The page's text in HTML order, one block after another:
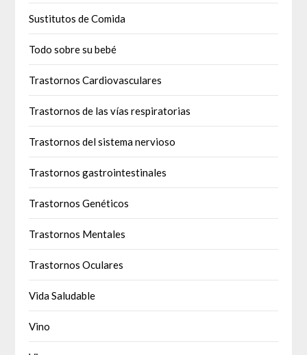
Sustitutos de Comida
Todo sobre su bebé
Trastornos Cardiovasculares
Trastornos de las vías respiratorias
Trastornos del sistema nervioso
Trastornos gastrointestinales
Trastornos Genéticos
Trastornos Mentales
Trastornos Oculares
Vida Saludable
Vino